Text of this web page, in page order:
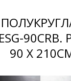
90CRB.
90 Х